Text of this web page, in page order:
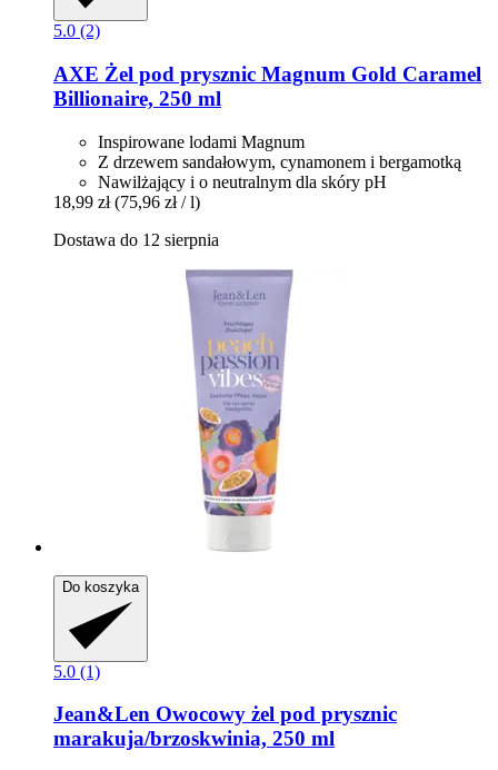
5.0 (2)
AXE Żel pod prysznic Magnum Gold Caramel
Billionaire, 250 ml
Inspirowane lodami Magnum
Z drzewem sandałowym, cynamonem i bergamotką
Nawilżający i o neutralnym dla skóry pH
18,99 zł (75,96 zł / l)
Dostawa do 12 sierpnia
Do koszyka
5.0 (1)
Jean&Len Owocowy żel pod prysznic
marakuja/brzoskwinia, 250 ml